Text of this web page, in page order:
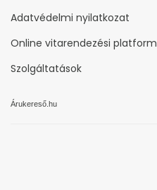
Adatvédelmi nyilatkozat
Online vitarendezési platform
Szolgáltatások
Árukereső.hu